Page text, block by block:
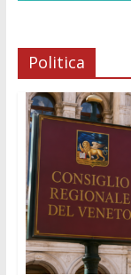
Politica